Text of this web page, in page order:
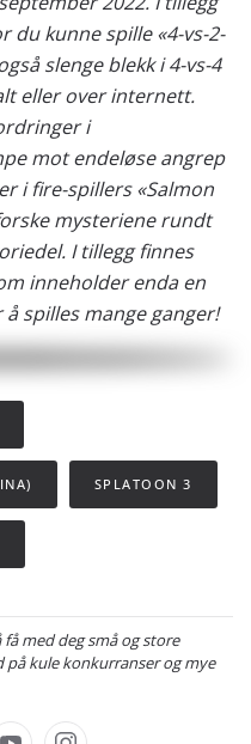
du kunne spille «4-vs-2-
slenge blekk i 4-vs-4
eller over internett.
i
mot endeløse angrep
i fire-spillers «Salmon
mysteriene rundt
I tillegg finnes
inneholder enda en
spilles mange ganger!
SPLATOON 3
med deg små og store
kule konkurranser og mye